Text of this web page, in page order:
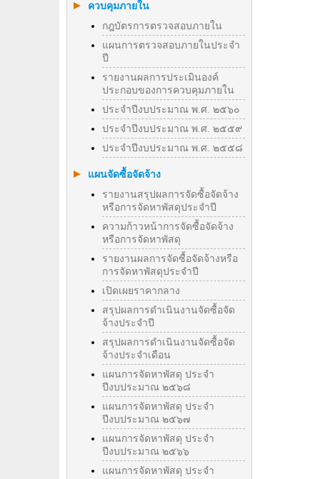
ควบคุมภายใน
กฎบัตรการตรวจสอบภายใน
แผนการตรวจสอบภายในประจำ
ปี
รายงานผลการประเมินองค์
ประกอบของการควบคุมภายใน
ประจำปีงบประมาณ พ.ศ. ๒๕๖๐
ประจำปีงบประมาณ พ.ศ. ๒๕๕๙
ประจำปีงบประมาณ พ.ศ. ๒๕๕๘
แผนจัดซื้อจัดจ้าง
รายงานสรุปผลการจัดซื้อจัดจ้าง
หรือการจัดหาพัสดุประจำปี
ความก้าวหน้าการจัดซื้อจัดจ้าง
หรือการจัดหาพัสดุ
รายงานผลการจัดซื้อจัดจ้างหรือ
การจัดหาพัสดุประจําปี
เปิดเผยราคากลาง
สรุปผลการดำเนินงานจัดซื้อจัด
จ้างประจำปี
สรุปผลการดำเนินงานจัดซื้อจัด
จ้างประจำเดือน
แผนการจัดหาพัสดุ ประจำ
ปีงบประมาณ ๒๕๖๘
แผนการจัดหาพัสดุ ประจำ
ปีงบประมาณ ๒๕๖๗
แผนการจัดหาพัสดุ ประจำ
ปีงบประมาณ ๒๕๖๖
แผนการจัดหาพัสดุ ประจำ